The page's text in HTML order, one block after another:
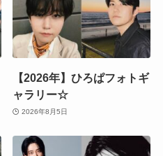
【2026年】ひろぱフォトギ
ャラリー☆
2026年8月5日